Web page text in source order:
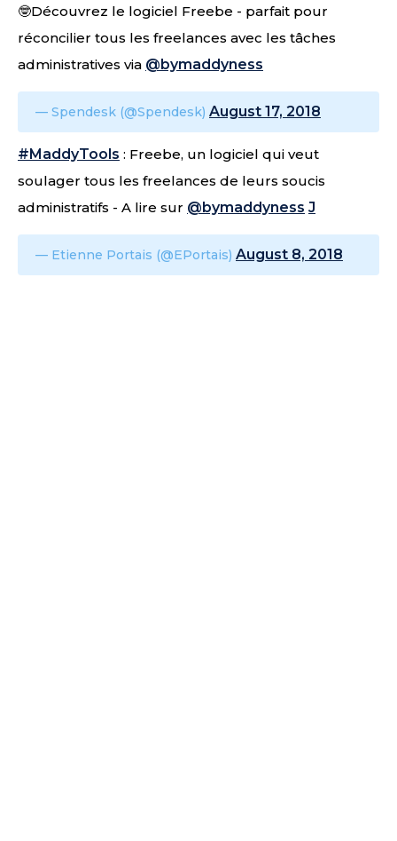
🤓Découvrez le logiciel Freebe - parfait pour
réconcilier tous les freelances avec les tâches
administratives via @bymaddyness
— Spendesk (@Spendesk) August 17, 2018
#MaddyTools : Freebe, un logiciel qui veut
soulager tous les freelances de leurs soucis
administratifs - A lire sur @bymaddyness J
— Etienne Portais (@EPortais) August 8, 2018